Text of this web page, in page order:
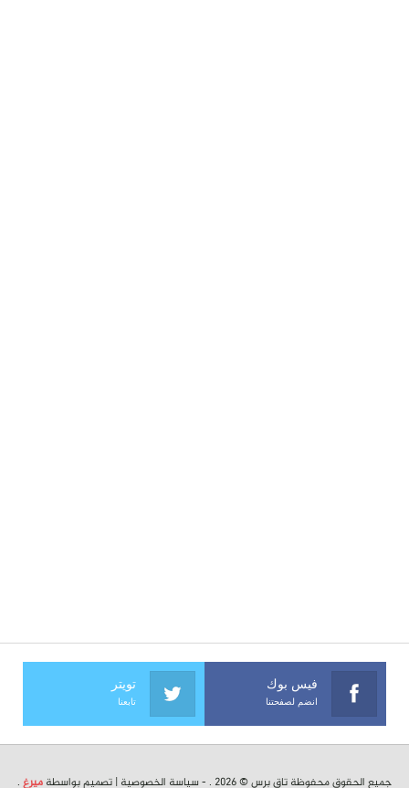
فيس بوك
انضم لصفحتنا
تويتر
تابعنا
جميع الحقوق محفوظة تاق برس © 2026 . - سياسة الخصوصية | تصميم بواسطة ميرغ .